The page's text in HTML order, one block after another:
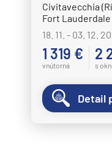
Civitavecchia
Fort Lauderdale
18. 11. - 03. 12.
1 319 €
vnútorná
2
s
Detail